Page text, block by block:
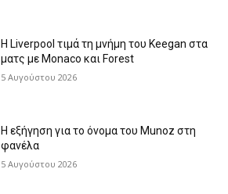
Η Liverpool τιμά τη μνήμη του Keegan στα
ματς με Monaco και Forest
5 Αυγούστου 2026
Η εξήγηση για το όνομα του Munoz στη
φανέλα
5 Αυγούστου 2026